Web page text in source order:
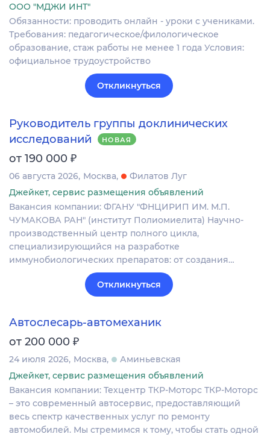
ООО "МДЖИ ИНТ"
Обязанности: проводить онлайн - уроки с учениками.
Требования: педагогическое/филологическое
образование, стаж работы не менее 1 года Условия:
официальное трудоустройство
Откликнуться
Руководитель группы доклинических
исследований
НОВАЯ
от 190 000 ₽
06 августа 2026 Москва
Филатов Луг
Джейкет, сервис размещения объявлений
Вакансия компании: ФГАНУ "ФНЦИРИП ИМ. М.П.
ЧУМАКОВА РАН" (институт Полиомиелита) Научно-
производственный центр полного цикла,
специализирующийся на разработке
иммунобиологических препаратов: от создания…
Откликнуться
Автослесарь-автомеханик
от 200 000 ₽
24 июля 2026 Москва
Аминьевская
Джейкет, сервис размещения объявлений
Вакансия компании: Техцентр ТКР-Моторс ТКР-Моторс
– это современный автосервис, предоставляющий
весь спектр качественных услуг по ремонту
автомобилей. Мы стремимся к тому, чтобы стать одной